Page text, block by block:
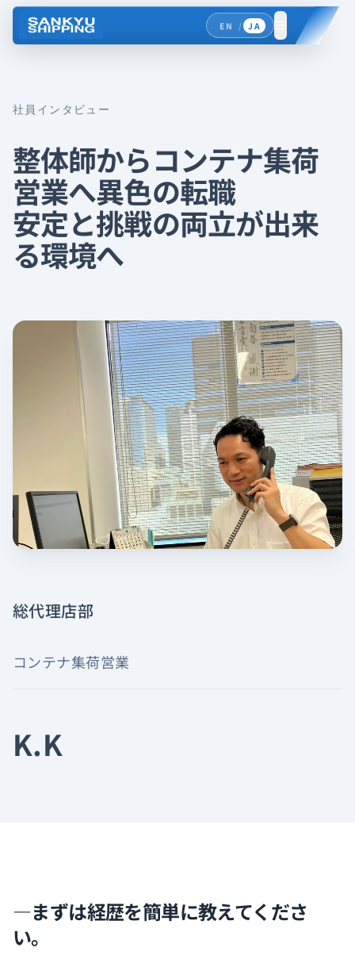
EN / JA メニューを
社員インタビュー
整体師からコンテナ集荷
営業へ異色の転職
安定と挑戦の両立が出来
る環境へ
総代理店部
コンテナ集荷営業
K.K
―まずは経歴を簡単に教えてくださ
い。